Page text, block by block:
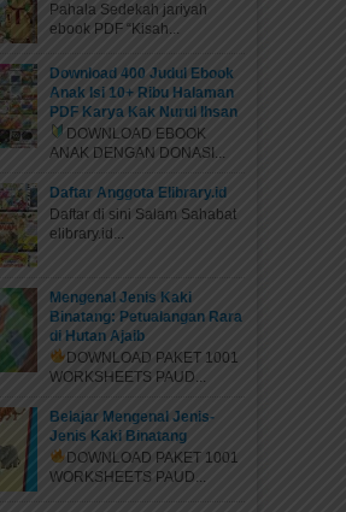
Pahala Sedekah jariyah
ebook PDF “Kisah...
Download 400 Judul Ebook
Anak Isi 10+ Ribu Halaman
PDF Karya Kak Nurul Ihsan
DOWNLOAD EBOOK
ANAK DENGAN DONASI...
Daftar Anggota Elibrary.id
Daftar di sini Salam Sahabat
elibrary.id...
Mengenal Jenis Kaki
Binatang: Petualangan Rara
di Hutan Ajaib
DOWNLOAD PAKET 1001
WORKSHEETS PAUD...
Belajar Mengenal Jenis-
Jenis Kaki Binatang
DOWNLOAD PAKET 1001
WORKSHEETS PAUD...